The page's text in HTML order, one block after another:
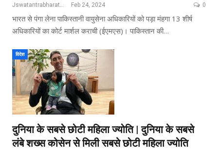
Jswatantrabharat@gmail.com Feb 24, 2024 0
भारत से पंगा लेना पाकिस्तानी वायुसेना अधिकारियों को पड़ा मंहगा 13 शीर्ष
अधिकारियों का कोर्ट मार्शल कराची (ईएमएस)। पाकिस्तान की…
विदेश
दुनिया के सबसे छोटी महिला ज्योति | दुनिया के सबसे
लंबे शख्स कोसेन से मिली सबसे छोटी महिला ज्योति